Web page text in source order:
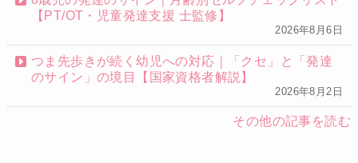
【PT/OT・児童発達支援 士監修】
2026年8月6日
つま先歩きが続く幼児への対応｜「クセ」と「発達
のサイン」の境目【国家資格者解説】
2026年8月2日
その他の記事を読む